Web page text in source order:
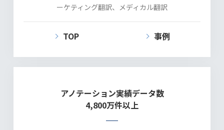
ーケティング翻訳、
メディカル翻訳
TOP 事例
アノテーション実績データ数
4,800万件以上